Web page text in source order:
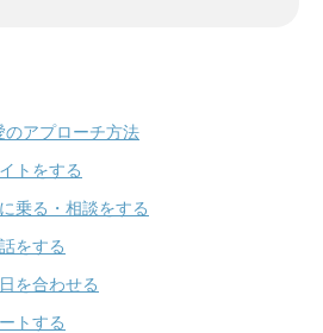
のアプローチ方法
トをする
乗る・相談をする
をする
を合わせる
トする